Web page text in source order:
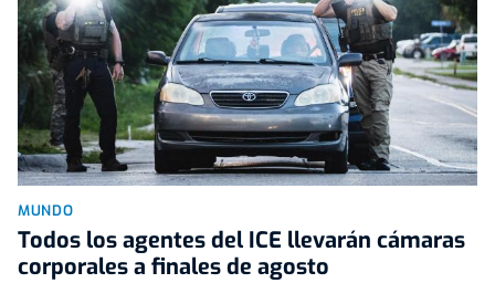
MUNDO
Todos los agentes del ICE llevarán cámaras
corporales a finales de agosto